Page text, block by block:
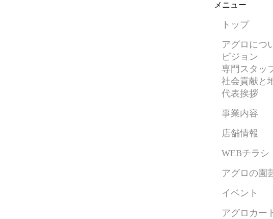
メニュー
トップ
アグロにつ
ビジョン
専門スタッ
社会貢献と
代表挨拶
事業内容
店舗情報
WEBチラシ
アグロの園
イベント
アグロカー